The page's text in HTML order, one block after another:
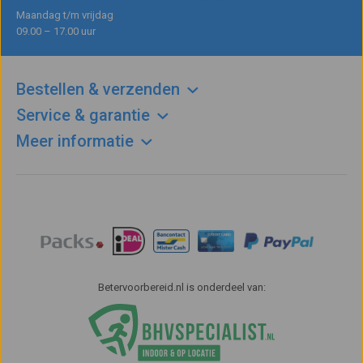
Maandag t/m vrijdag
09.00 – 17.00 uur
Bestellen & verzenden
Service & garantie
Meer informatie
Betervoorbereid.nl is onderdeel van: